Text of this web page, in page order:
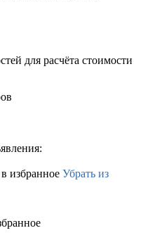
для расчёта стоимости
избранное Убрать из